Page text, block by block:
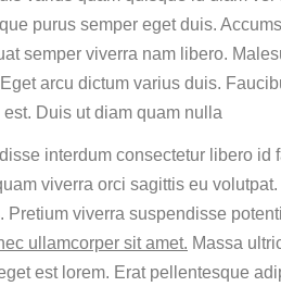
purus semper eget duis.
semper viverra nam libero.
arcu dictum varius duis.
est. Duis ut diam quam nulla
interdum consectetur libero id
viverra orci sagittis eu
Pretium viverra suspendisse
ullamcorper sit amet. Massa
est lorem. Erat pellentesque